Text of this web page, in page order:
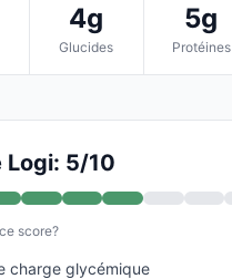
4g
Glucides
5g
Protéines
Logi: 5/10
score?
charge glycémique